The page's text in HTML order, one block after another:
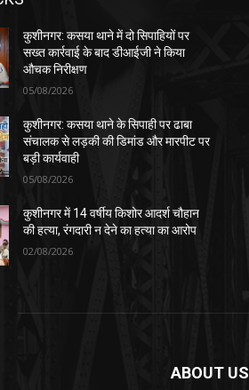
कुशीनगर: कसया थाने में दो सिपाहियों पर
सख्त कार्रवाई के बाद डीआईजी ने किया
औचक निरीक्षण
05/08/2026
कुशीनगर: कसया थाने के सिपाही पर ढाबा
संचालक से लड़की की डिमांड और मारपीट पर
बड़ी कार्यवाही
05/08/2026
कुशीनगर में 14 वर्षीय किशोर आदर्श चौहान
की हत्या, रंगदारी न देने का हत्या का आरोप
02/08/2026
ABOUT US